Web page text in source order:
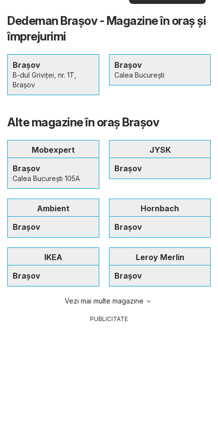
Dedeman Brașov - Magazine în oraş şi
împrejurimi
Brașov
B-dul Griviţei, nr. 1T,
Braşov
Brașov
Calea București
Alte magazine în oraş Brașov
Mobexpert
Brașov
Calea București 105A
JYSK
Brașov
Ambient
Brașov
Hornbach
Brașov
IKEA
Brașov
Leroy Merlin
Brașov
Vezi mai multe magazine
PUBLICITATE